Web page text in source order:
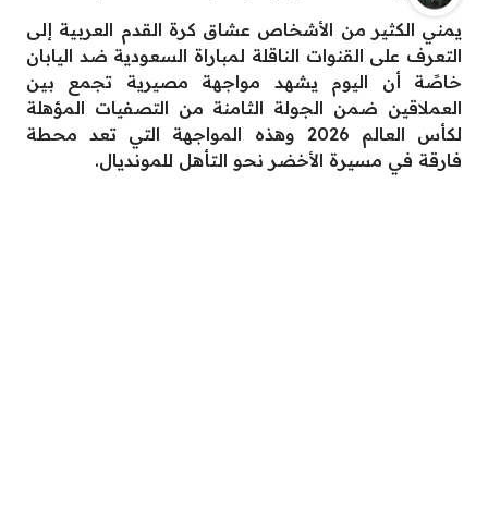
يمني الكثير من الأشخاص عشاق كرة القدم العربية إلى
التعرف على القنوات الناقلة لمباراة السعودية ضد اليابان
خاصًة أن اليوم يشهد مواجهة مصيرية تجمع بين
العملاقين ضمن الجولة الثامنة من التصفيات المؤهلة
لكأس العالم 2026 وهذه المواجهة التي تعد محطة
فارقة في مسيرة الأخضر نحو التأهل للمونديال.